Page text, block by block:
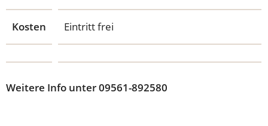
Kosten Eintritt frei
Weitere Info unter 09561-892580